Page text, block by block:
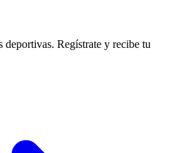
deportivas. Regístrate y recibe tu